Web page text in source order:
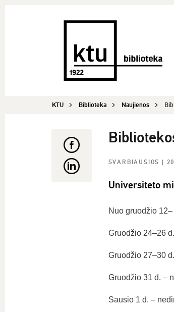
KTU Biblioteka Naujienos
SVARBIAUSIOS |
Universiteto
Nuo gruodžio
Gruodžio 24–26
Gruodžio 27–30
Gruodžio 31 d. –
Sausio 1 d. –